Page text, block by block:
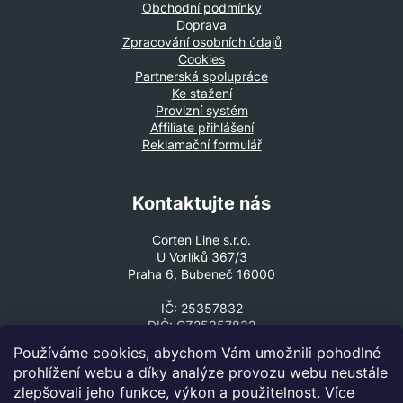
Používáme cookies, abychom Vám umožnili pohodlné
prohlížení webu a díky analýze provozu webu neustále
zlepšovali jeho funkce, výkon a použitelnost. Více
Kontaktujte nás
Corten Line s.r.o.
U Vorlíků 367/3
Praha 6, Bubeneč 16000
IČ: 25357832
DIČ: CZ25357832
VOLEJTE ČI PIŠTE
+420 602 330 307
Obchodní podmínky
Doprava
Zpracování osobních údajů
Cookies
Partnerská spolupráce
Ke stažení
Provizní systém
Affiliate přihlášení
Reklamační formulář